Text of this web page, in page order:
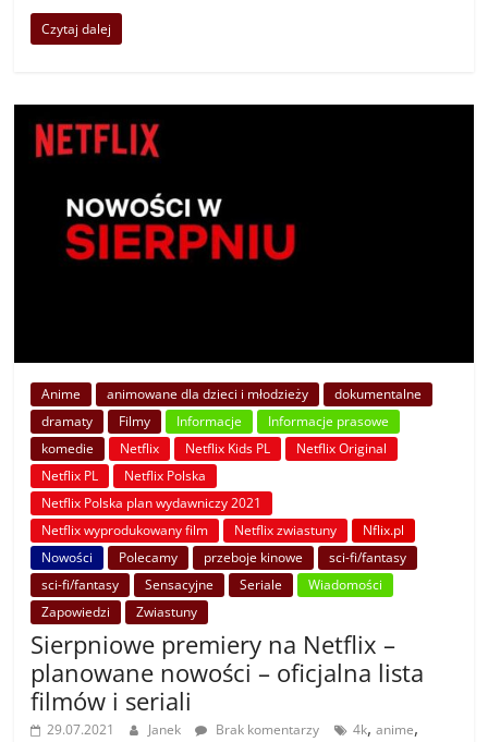
Czytaj dalej
Anime animowane dla dzieci i młodzieży
dokumentalne
dramaty
Filmy Informacje
Informacje prasowe
komedie
Netflix Netflix Kids PL
Netflix Original
Netflix PL
Netflix Polska
Netflix Polska plan wydawniczy 2021
Netflix wyprodukowany film
Netflix zwiastuny
Nflix.pl
Nowości
Polecamy przeboje kinowe
sci-fi/fantasy
sci-fi/fantasy
Sensacyjne Seriale
Wiadomości
Zapowiedzi
Zwiastuny
Sierpniowe premiery na Netflix –
planowane nowości – oficjalna lista
filmów i seriali
29.07.2021 Janek Brak komentarzy 4k,anime,